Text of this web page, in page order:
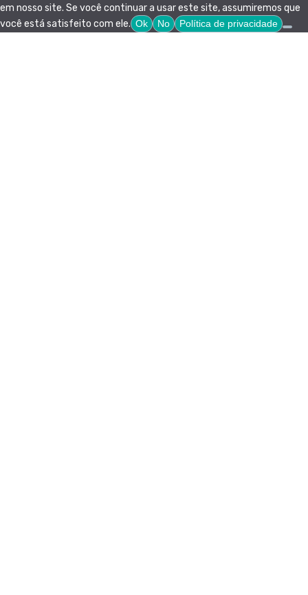
em nosso site. Se você continuar a usar este site, assumiremos que
você está satisfeito com ele. Ok No Política de privacidade